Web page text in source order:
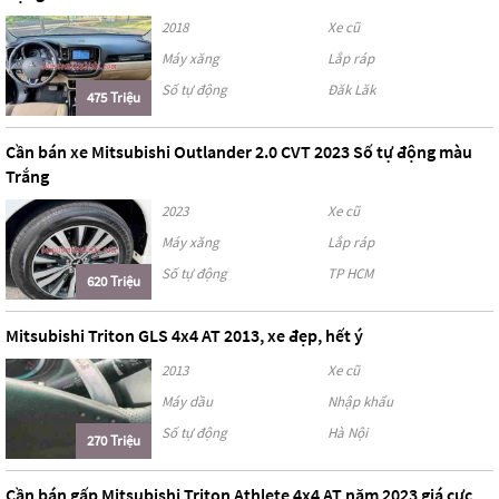
475 Triệu
2018
Xe cũ
Máy xăng
Lắp ráp
Số tự động
Đăk Lăk
Cần bán xe Mitsubishi Outlander 2.0 CVT 2023 Số tự động màu
Trắng
620 Triệu
2023
Xe cũ
Máy xăng
Lắp ráp
Số tự động
TP HCM
Mitsubishi Triton GLS 4x4 AT 2013, xe đẹp, hết ý
270 Triệu
2013
Xe cũ
Máy dầu
Nhập khẩu
Số tự động
Hà Nội
Cần bán gấp Mitsubishi Triton Athlete 4x4 AT năm 2023 giá cực